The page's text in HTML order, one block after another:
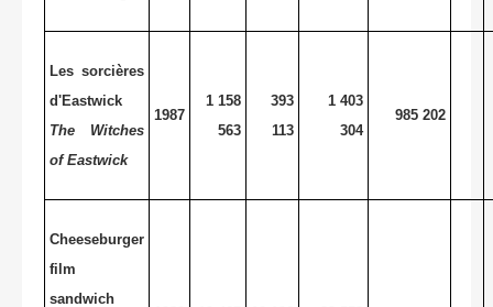
Les sorcières
d'Eastwick
The Witches
of Eastwick
1987
1 158
563
393
113
1 403
304
985 202
Cheeseburger
film
sandwich